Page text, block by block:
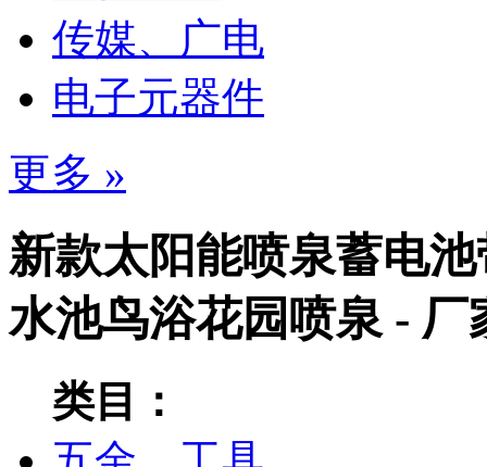
传媒、广电
电子元器件
更多 »
新款太阳能喷泉蓄电
水池鸟浴花园喷泉 - 厂
类目：